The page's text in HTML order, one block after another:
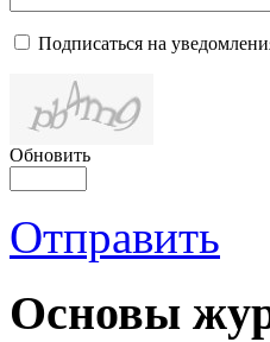
Подписаться на
Обновить
Отправить
Основы